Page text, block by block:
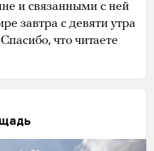
и связанными с ней
завтра с девяти утра
что читаете